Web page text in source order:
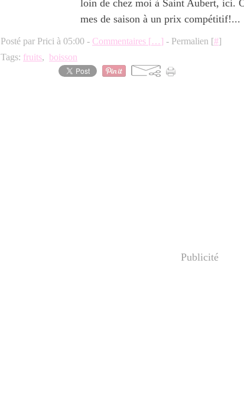
loin de chez moi à Saint Aubert, ici.
mes de saison à un prix compétitif!...
Posté par Prici à 05:00 - Commentaires […] - Permalien [#]
Tags: fruits, boisson
Publicité